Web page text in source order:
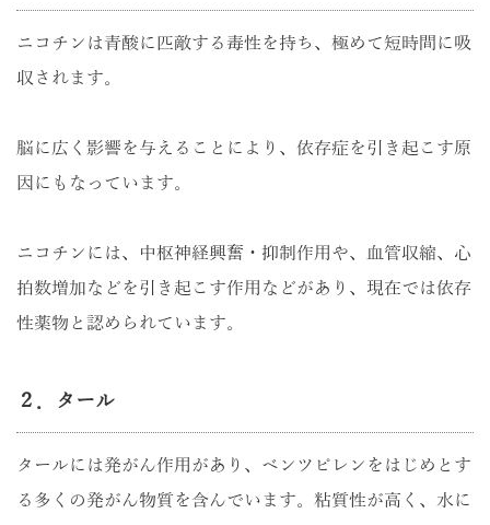
ニコチンは青酸に匹敵する毒性を持ち、極めて短時間に吸
収されます。
脳に広く影響を与えることにより、依存症を引き起こす原
因にもなっています。
ニコチンには、中枢神経興奮・抑制作用や、血管収縮、心
拍数増加などを引き起こす作用などがあり、現在では依存
性薬物と認められています。
２．タール
タールには発がん作用があり、ベンツピレンをはじめとす
る多くの発がん物質を含んでいます。粘質性が高く、水に